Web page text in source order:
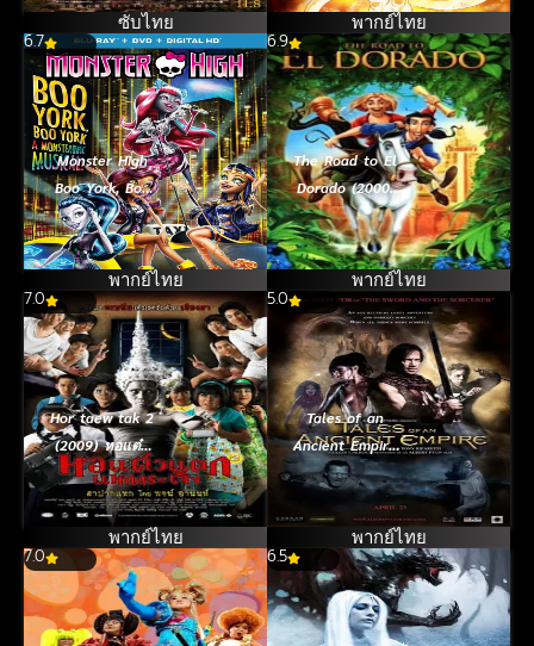
ซับไทย
วี่ การคืนชีพของ
ฟรีสเซอร์
พากย์ไทย
6.7
Monster High
Boo York, Boo
York (2015) มอน
สเตอร์ ไฮ มนต์
เพลงเมืองบูยอร์ค
พากย์ไทย
6.9
The Road to El
Dorado (2000)
ผจญภัยแดน
มหัศจรรย์
พากย์ไทย
7.0
Hor taew tak 2
(2009) หอแต๋ว
แตก แหกกระเจิง
พากย์ไทย
5.0
Tales of an
Ancient Empire
(2010) ตำนาน
พิทักษ์อาณาจักร
โบราณพากย์ไทย
7.0 6.5